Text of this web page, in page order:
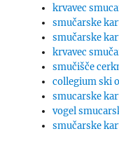
krvavec
smučarske
smučarske
krvavec
smučišče
collegium ski
smucarske
vogel
smučarske